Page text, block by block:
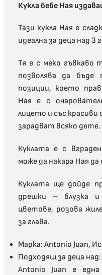
Кукла бебе Ная
Тази кукла Ная е
идеална за деца над 3
Тя е с меко гъвкаво
позволява да бъде
позиции, което
Ная е с
лицето и със красиви
зарадват всяко дете.
Куклата е с
може да накара Ная да
Куклата ще дойде
дрешки – блузка и
цветове, розова
за глава.
Марка: Antonio Juan,
Подходящ за деца над:
Antonio Juan е една